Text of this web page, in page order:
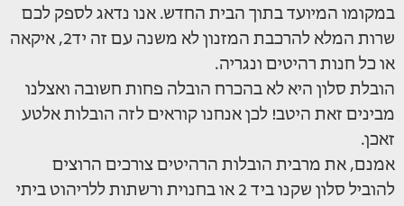
במקומו המיועד בתוך הבית החדש. אנו נדאג לספק לכם
שרות המלא להרכבת המזנון לא משנה עם זה יד2, איקאה
או כל חנות רהיטים ונגריה.
הובלת סלון היא לא בהכרח הובלה פחות חשובה ואצלנו
מבינים זאת היטב! לכן אנחנו קוראים לזה הובלות אלטע
זאכן.
אמנם, את מרבית הובלות הרהיטים צורכים הרוצים
להוביל סלון שקנו ביד 2 או בחנוית ורשתות ללריהוט ביתי